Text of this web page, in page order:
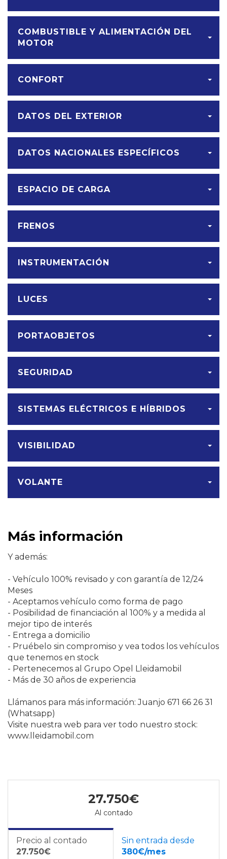
COMBUSTIBLE Y ALIMENTACIÓN DEL
MOTOR
CONFORT
DATOS DEL EXTERIOR
DATOS NACIONALES ESPECÍFICOS
ESPACIO DE CARGA
FRENOS
INSTRUMENTACIÓN
LUCES
PORTAOBJETOS
SEGURIDAD
SISTEMAS ELÉCTRICOS E HÍBRIDOS
VISIBILIDAD
VOLANTE
Más información
Y además:
- Vehículo 100% revisado y con garantía de 12/24
Meses
- Aceptamos vehículo como forma de pago
- Posibilidad de financiación al 100% y a medida al
mejor tipo de interés
- Entrega a domicilio
- Pruébelo sin compromiso y vea todos los vehículos
que tenemos en stock
- Pertenecemos al Grupo Opel Lleidamobil
- Más de 30 años de experiencia
Llámanos para más información: Juanjo 671 66 26 31
(Whatsapp)
Visite nuestra web para ver todo nuestro stock:
www.lleidamobil.com
27.750€
Al contado
Precio al contado
27.750€
Sin entrada desde
380€/mes